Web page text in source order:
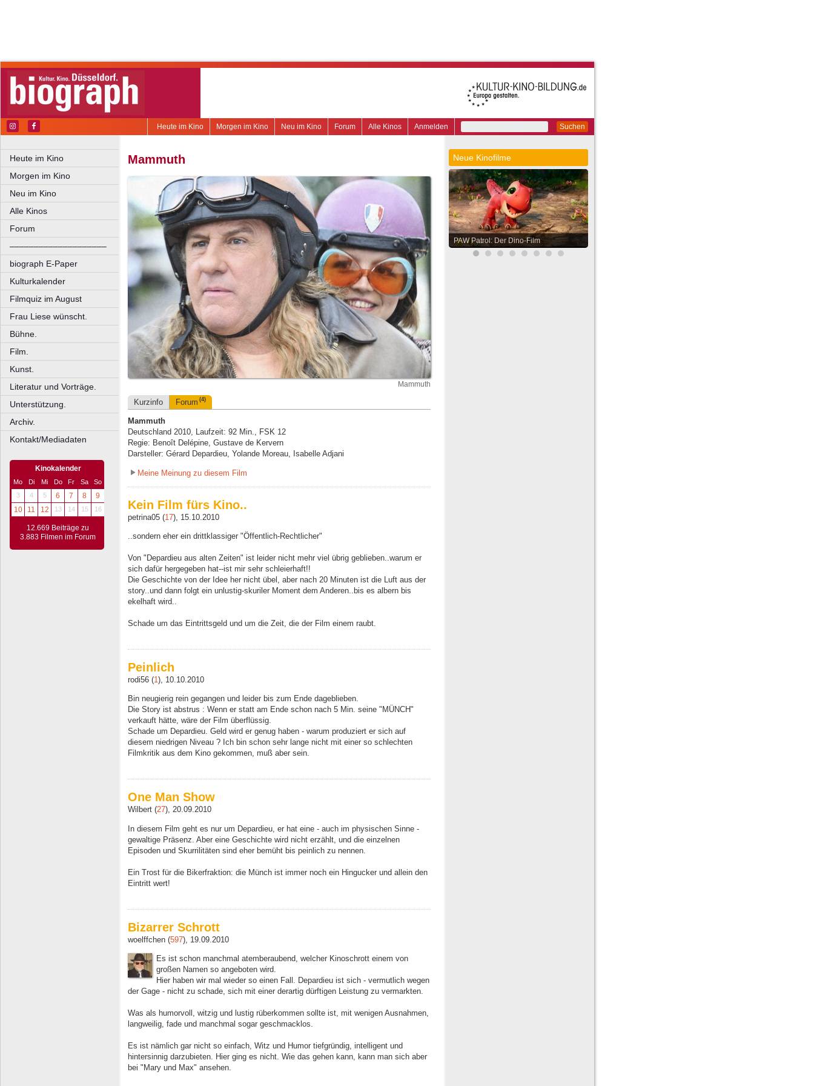
Suchen
Anmelden
Alle Kinos
Forum
Neu im Kino
Morgen im Kino
Heute im Kino
Heute im Kino
Morgen im Kino
Neu im Kino
Alle Kinos
Forum
––––––––––––––––––––
biograph E-Paper
Kulturkalender
Filmquiz im August
Frau Liese wünscht.
Bühne.
Film.
Kunst.
Literatur und Vorträge.
Unterstützung.
Archiv.
Kontakt/Mediadaten
Kinokalender
Mo Di Mi Do Fr Sa
So
3
4 5 6 7 8
9
10
11 12 13 14 15 16
12.669 Beiträge zu
3.883 Filmen im Forum
Mammuth
Mammuth
Kurzinfo Forum (4)
Mammuth
Deutschland 2010, Laufzeit: 92 Min., FSK 12
Regie: Benoît Delépine, Gustave de Kervern
Darsteller: Gérard Depardieu, Yolande Moreau, Isabelle Adjani
Meine Meinung zu diesem Film
Kein Film fürs Kino..
petrina05 (17), 15.10.2010
..sondern eher ein drittklassiger "Öffentlich-Rechtlicher"
Von "Depardieu aus alten Zeiten" ist leider nicht mehr viel übrig geblieben..warum er
sich dafür hergegeben hat--ist mir sehr schleierhaft!!
Die Geschichte von der Idee her nicht übel, aber nach 20 Minuten ist die Luft aus der
story..und dann folgt ein unlustig-skuriler Moment dem Anderen..bis es albern bis
ekelhaft wird..
Schade um das Eintrittsgeld und um die Zeit, die der Film einem raubt.
Peinlich
rodi56 (1), 10.10.2010
Bin neugierig rein gegangen und leider bis zum Ende dageblieben.
Die Story ist abstrus : Wenn er statt am Ende schon nach 5 Min. seine "MÜNCH"
verkauft hätte, wäre der Film überflüssig.
Schade um Depardieu. Geld wird er genug haben - warum produziert er sich auf
diesem niedrigen Niveau ? Ich bin schon sehr lange nicht mit einer so schlechten
Filmkritik aus dem Kino gekommen, muß aber sein.
One Man Show
Wilbert (27), 20.09.2010
In diesem Film geht es nur um Depardieu, er hat eine - auch im physischen Sinne -
gewaltige Präsenz. Aber eine Geschichte wird nicht erzählt, und die einzelnen
Episoden und Skurrilitäten sind eher bemüht bis peinlich zu nennen.
Ein Trost für die Bikerfraktion: die Münch ist immer noch ein Hingucker und allein den
Eintritt wert!
Bizarrer Schrott
woelffchen (597), 19.09.2010
Es ist schon manchmal atemberaubend, welcher Kinoschrott einem von
großen Namen so angeboten wird.
Hier haben wir mal wieder so einen Fall. Depardieu ist sich - vermutlich wegen
der Gage - nicht zu schade, sich mit einer derartig dürftigen Leistung zu vermarkten.
Was als humorvoll, witzig und lustig rüberkommen sollte ist, mit wenigen Ausnahmen,
langweilig, fade und manchmal sogar geschmacklos.
Es ist nämlich gar nicht so einfach, Witz und Humor tiefgründig, intelligent und
hintersinnig darzubieten. Hier ging es nicht. Wie das gehen kann, kann man sich aber
bei "Mary und Max" ansehen.
Neue Kinofilme
PAW Patrol: Der Dino-Film